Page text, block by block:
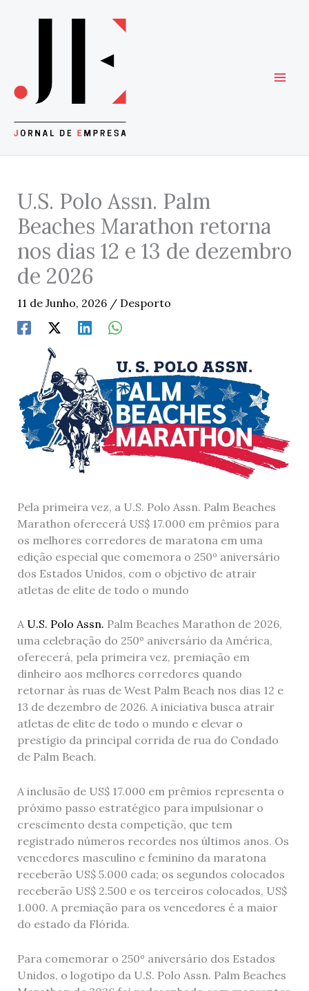
U.S. Polo Assn. Palm
Beaches Marathon retorna
nos dias 12 e 13 de dezembro
de 2026
11 de Junho, 2026 / Desporto
Pela primeira vez, a U.S. Polo Assn. Palm Beaches
Marathon oferecerá US$ 17.000 em prêmios para
os melhores corredores de maratona em uma
edição especial que comemora o 250º aniversário
dos Estados Unidos, com o objetivo de atrair
atletas de elite de todo o mundo
A U.S. Polo Assn. Palm Beaches Marathon de 2026,
uma celebração do 250º aniversário da América,
oferecerá, pela primeira vez, premiação em
dinheiro aos melhores corredores quando
retornar às ruas de West Palm Beach nos dias 12 e
13 de dezembro de 2026. A iniciativa busca atrair
atletas de elite de todo o mundo e elevar o
prestígio da principal corrida de rua do Condado
de Palm Beach.
A inclusão de US$ 17.000 em prêmios representa o
próximo passo estratégico para impulsionar o
crescimento desta competição, que tem
registrado números recordes nos últimos anos. Os
vencedores masculino e feminino da maratona
receberão US$ 5.000 cada; os segundos colocados
receberão US$ 2.500 e os terceiros colocados, US$
1.000. A premiação para os vencedores é a maior
do estado da Flórida.
Para comemorar o 250º aniversário dos Estados
Unidos, o logotipo da U.S. Polo Assn. Palm Beaches